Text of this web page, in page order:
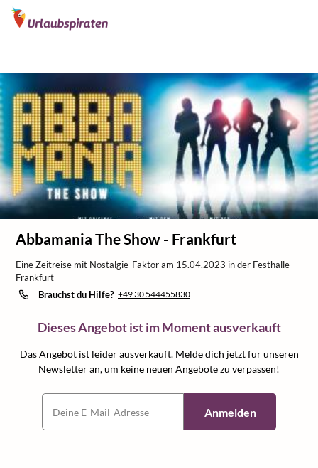
Abbamania The Show - Frankfurt
Eine Zeitreise mit Nostalgie-Faktor am 15.04.2023 in der Festhalle
Frankfurt
Brauchst du Hilfe? +49 30 544455830
Dieses Angebot ist im Moment ausverkauft
Das Angebot ist leider ausverkauft. Melde dich jetzt für unseren
Newsletter an, um keine neuen Angebote zu verpassen!
Anmelden